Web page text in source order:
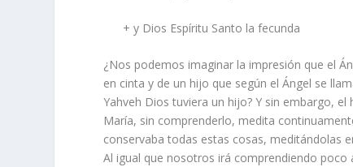
+ y Dios Espíritu Santo la fecunda
¿Nos podemos imaginar la impresión que el
en cinta y de un hijo que según el Ángel se
Yahveh Dios tuviera un hijo? Y sin embargo,
María, sin comprenderlo, medita
conservaba todas estas cosas, meditándolas
Al igual que nosotros irá comprendiendo